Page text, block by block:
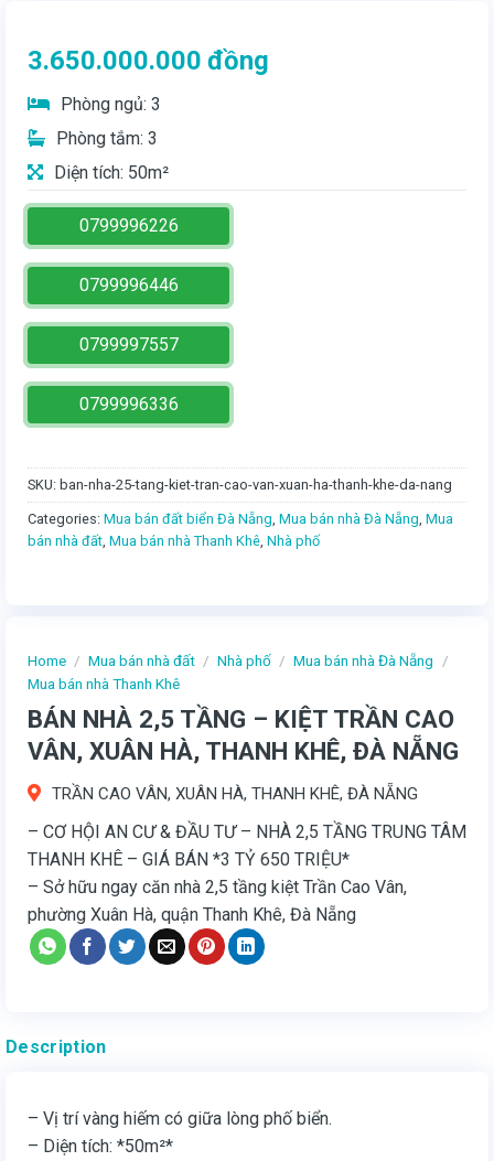
Home / Mua bán nhà đất / Nhà phố / Mua bán nhà Đà Nẵng
/
Mua bán nhà Thanh Khê
BÁN NHÀ 2,5 TẦNG – KIỆT TRẦN CAO
VÂN, XUÂN HÀ, THANH KHÊ, ĐÀ NẴNG
TRẦN CAO VÂN, XUÂN HÀ, THANH KHÊ, ĐÀ NẴNG
– CƠ HỘI AN CƯ & ĐẦU TƯ – NHÀ 2,5 TẦNG TRUNG TÂM
THANH KHÊ – GIÁ BÁN *3 TỶ 650 TRIỆU*
– Sở hữu ngay căn nhà 2,5 tầng kiệt Trần Cao Vân,
phường Xuân Hà, quận Thanh Khê, Đà Nẵng
3.650.000.000 đồng
Phòng ngủ: 3
Phòng tắm: 3
Diện tích: 50m²
0799996226
0799996446
0799997557
0799996336
SKU: ban-nha-25-tang-kiet-tran-cao-van-xuan-ha-thanh-khe-da-nang
Categories: Mua bán đất biển Đà Nẵng, Mua bán nhà Đà Nẵng, Mua
bán nhà đất, Mua bán nhà Thanh Khê, Nhà phố
Description
– Vị trí vàng hiếm có giữa lòng phố biển.
– Diện tích: *50m²*